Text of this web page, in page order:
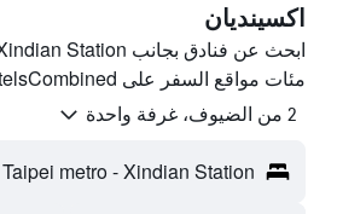
اكسينديان
مئات مواقع السفر على HotelsCombined وقارن بينها ووفّر.
2 من الضيوف، غرفة واحدة
Taipei metro - Xindian Station - اكسينديان، تايوان